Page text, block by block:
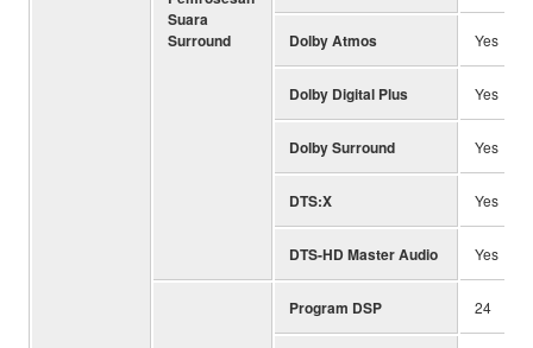
Suara
Surround
Dolby Atmos Yes
Dolby Digital Plus Yes
Dolby Surround Yes
DTS:X Yes
DTS-HD Master Audio Yes
Program DSP 24